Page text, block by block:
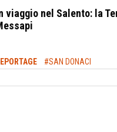
viaggio nel Salento: la
#SAN DONACI